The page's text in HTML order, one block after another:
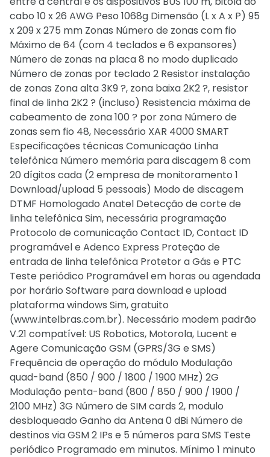
cabo 10 x 26 AWG Peso 1068g Dimensão (L x A x P) 95
x 209 x 275 mm Zonas Número de zonas com fio
Máximo de 64 (com 4 teclados e 6 expansores)
Número de zonas na placa 8 no modo duplicado
Número de zonas por teclado 2 Resistor instalação
de zonas Zona alta 3K9 ?, zona baixa 2K2 ?, resistor
final de linha 2K2 ? (incluso) Resistencia máxima de
cabeamento de zona 100 ? por zona Número de
zonas sem fio 48, Necessário XAR 4000 SMART
Especificações técnicas Comunicação Linha
telefônica Número memória para discagem 8 com
20 dígitos cada (2 empresa de monitoramento 1
Download/upload 5 pessoais) Modo de discagem
DTMF Homologado Anatel Detecção de corte de
linha telefônica Sim, necessária programação
Protocolo de comunicação Contact ID, Contact ID
programável e Adenco Express Proteção de
entrada de linha telefônica Protetor a Gás e PTC
Teste periódico Programável em horas ou agendada
por horário Software para download e upload
plataforma windows Sim, gratuito
(www.intelbras.com.br). Necessário modem padrão
V.21 compatível: US Robotics, Motorola, Lucent e
Agere Comunicação GSM (GPRS/3G e SMS)
Frequência de operação do módulo Modulação
quad-band (850 / 900 / 1800 / 1900 MHz) 2G
Modulação penta-band (800 / 850 / 900 / 1900 /
2100 MHz) 3G Número de SIM cards 2, modulo
desbloqueado Ganho da Antena 0 dBi Número de
destinos via GSM 2 IPs e 5 números para SMS Teste
periódico Programado em minutos. Mínimo 1 minuto